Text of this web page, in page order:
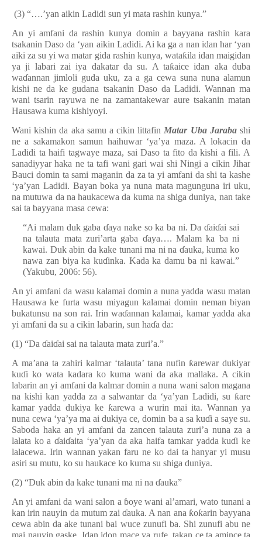
(3) “….’yan aikin Ladidi sun yi mata rashin kunya.”
An yi amfani da rashin kunya domin a bayyana rashin kara
tsakanin Daso da ‘yan aikin Ladidi. Ai ka ga a nan idan har ‘yan
aiki za su yi wa matar gida rashin kunya, wataƙila idan maigidan
ya ji labari zai iya dakatar da su. A taƙaice idan aka duba
waɗannan jimloli guda uku, za a ga cewa suna nuna alamun
kishi ne da ke gudana tsakanin Daso da Ladidi. Wannan ma
wani tsarin rayuwa ne na zamantakewar aure tsakanin matan
Hausawa kuma kishiyoyi.
Wani kishin da aka samu a cikin littafin Matar Uba Jarabashi
ne a sakamakon samun haihuwar ‘ya’ya maza. A lokacin da
Ladidi ta haifi tagwaye maza, sai Daso ta fito da kishi a fili. A
sanadiyyar haka ne ta tafi wani gari wai shi Ningi a cikin Jihar
Bauci domin ta sami maganin da za ta yi amfani da shi ta kashe
‘ya’yan Ladidi. Bayan boka ya nuna mata magunguna iri uku,
na mutuwa da na haukacewa da kuma na shiga duniya, nan take
sai ta bayyana masa cewa:
“Ai malam duk gabaɗaya nake so ka ba ni. Daɗaiɗai sai
na talauta mata zuri’arta gaba ɗaya…. Malam ka ba ni
kawai. Duk abin da kake tunani ma ni na ɗauka, kuma ko
nawa zan biya ka kuɗinka. Kada ka damu ba ni kawai.”
(Yakubu, 2006: 56).
An yi amfani da wasu kalamai domin a nuna yadda wasu matan
Hausawa ke furta wasu miyagun kalamai domin neman biyan
bukatunsu na son rai. Irin waɗannan kalamai, kamar yadda aka
yi amfani da su a cikin labarin, sun haɗa da:
(1) “Da ɗaiɗai sai na talauta mata zuri’a.”
A ma’ana ta zahiri kalmar ‘talauta’ tana nufin ƙarewar dukiyar
kuɗi ko wata kadara ko kuma wani da aka mallaka. A cikin
labarin an yi amfani da kalmar domin a nuna wani salon magana
na kishi kan yadda za a salwantar da ‘ya’yan Ladidi, su ƙare
kamar yadda dukiya ke ƙarewa a wurin mai ita. Wannan ya
nuna cewa ‘ya’ya ma ai dukiya ce, domin ba a sa kuɗi a saye su.
Saboda haka an yi amfani da zancen talauta zuri’a nuna za a
lalata ko aɗaiɗaita ‘ya’yan da aka haifa tamkar yadda kuɗi ke
lalacewa. Irin wannan yakan faru ne ko dai ta hanyar yi musu
asiri su mutu, ko su haukace ko kuma su shiga duniya.
(2) “Duk abin da kake tunani ma ni na ɗauka”
An yi amfani da wani salon a ɓoye wani al’amari, wato tunani a
kan irin nauyin da mutum zaiɗauka. A nan ana ƙoƙarin bayyana
cewa abin da ake tunani bai wuce zunufi ba. Shi zunufi abu ne
mai nauyin gaske. Idan idon mace ya rufe, takan ce ta amince ta